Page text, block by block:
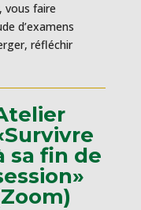
vous faire
d’examens
réfléchir
sa fin de